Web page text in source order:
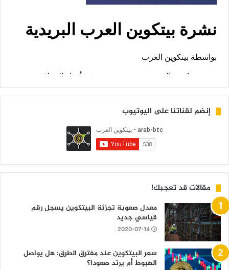
إنضم لقناتنا على اليوتيوب
مقالات قد تعجبك!
معدل صعوبة تجزئة البيتكوين يسجل رقم
قياسي جديد
2020-07-14
سعر البيتكوين عند مفترق الطرق: هل يواصل
الهبوط أم يرتد صعودا؟